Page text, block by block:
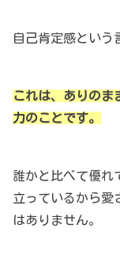
自己肯定感という
これは、ありのま
力のことです。
誰かと比べて優れ
立っているから愛
はありません。